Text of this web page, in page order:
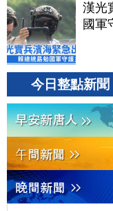
漢光
國軍
今日整點新聞